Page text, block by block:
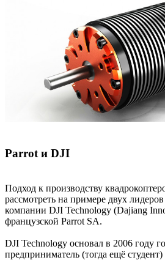
Parrot и DJI
Подход к производству
рассмотреть на примере двух
компании DJI Technology (Dajiang
французской Parrot SA.
DJI Technology основал в 2006 году
предприниматель (тогда ещё